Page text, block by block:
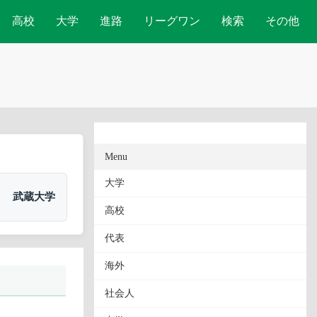
高校 大学 進路 リーグワン 検索 その他
武蔵大学
Menu
大学
高校
代表
海外
社会人